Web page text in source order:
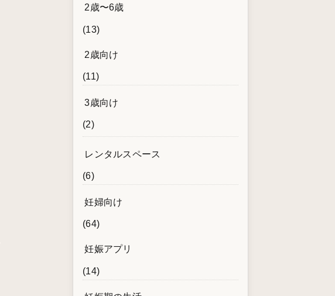
2歳〜6歳
(13)
2歳向け
(11)
3歳向け
(2)
レンタルスペース
(6)
妊婦向け
(64)
妊娠アプリ
(14)